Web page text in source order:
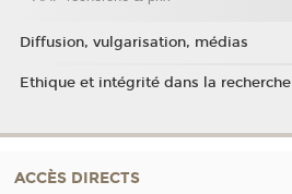
Diffusion, vulgarisation, médias
Ethique et intégrité dans la recherche
ACCÈS DIRECTS